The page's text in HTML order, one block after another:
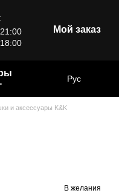
Мой заказ
Рус
и аксессуары K&K
В желания